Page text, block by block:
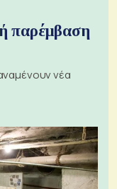
παρέμβαση
νέα